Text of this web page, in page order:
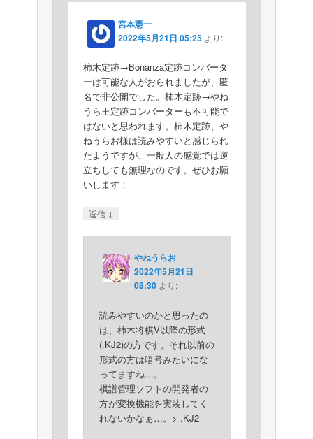
宮本憲一
2022年5月21日 05:25 より:
柿木定跡→Bonanza定跡コンバータ
ーは可能な人がおられましたが、匿
名で非公開でした。柿木定跡→やね
うら王定跡コンバーターも不可能で
はないと思われます。柿木定跡、や
ねうらお様は読みやすいと感じられ
たようですが、一般人の感覚では逆
立ちしても無理なのです。ぜひお願
いします！
返信 ↓
やねうらお
2022年5月21日
08:30 より:
読みやすいのかと思ったの
は、柿木将棋V以降の形式
(.KJ2)の方です。それ以前の
形式の方は暗号みたいにな
ってますね…。
棋譜管理ソフトの開発者の
方が変換機能を実装してく
れないかなぁ…。> .KJ2